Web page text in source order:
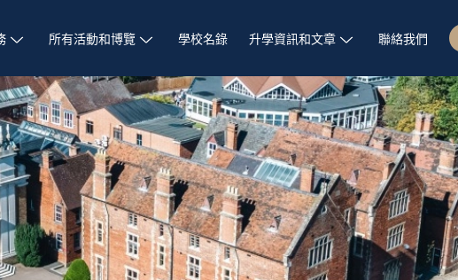
所有活動和博覽 學校名錄 升學資訊和文章 聯絡我們